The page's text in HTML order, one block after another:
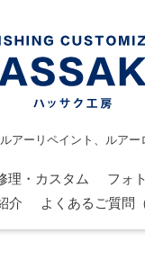
ーリペイント、ルアー
理・カスタム フォト
介 よくあるご質問